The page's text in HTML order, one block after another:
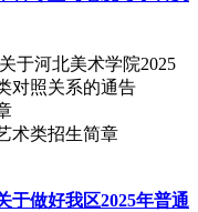
于河北美术学院2025
对照关系的通告
术类招生简章
于做好我区2025年普通